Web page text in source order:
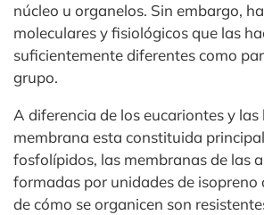
núcleo u organelos. Sin embargo,
moleculares y fisiológicos que las
suficientemente diferentes como
grupo.
A diferencia de los eucariontes y las
membrana esta constituida
fosfolípidos, las membranas de las
formadas por unidades de isopreno
de cómo se organicen son